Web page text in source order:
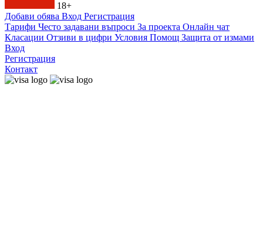
18+
Добави обява Вход Регистрация
Тарифи Често задавани въпроси За проекта Онлайн чат
Класации Отзиви в цифри Условия Помощ Защита от измами
Вход
Регистрация
Контакт